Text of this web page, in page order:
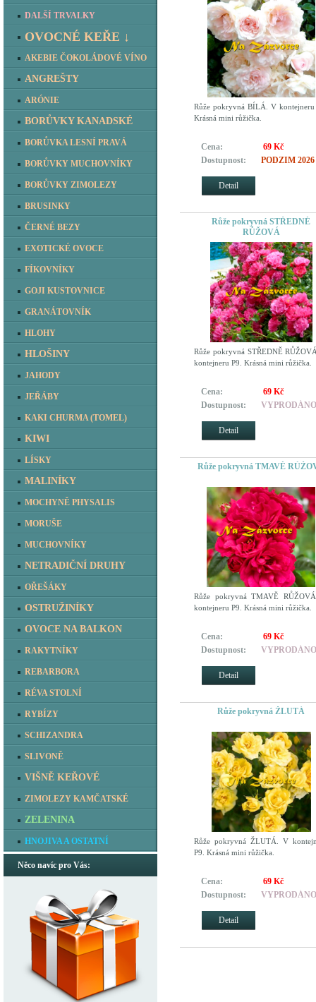
DALŠÍ TRVALKY
OVOCNÉ KEŘE ↓
AKEBIE ČOKOLÁDOVÉ VÍNO
ANGREŠTY
ARÓNIE
BORŮVKY KANADSKÉ
BORŮVKA LESNÍ PRAVÁ
BORŮVKY MUCHOVNÍKY
BORŮVKY ZIMOLEZY
BRUSINKY
ČERNÉ BEZY
EXOTICKÉ OVOCE
FÍKOVNÍKY
GOJI KUSTOVNICE
GRANÁTOVNÍK
HLOHY
HLOŠINY
JAHODY
JEŘÁBY
KAKI CHURMA (TOMEL)
KIWI
LÍSKY
MALINÍKY
MOCHYNĚ PHYSALIS
MORUŠE
MUCHOVNÍKY
NETRADIČNÍ DRUHY
OŘEŠÁKY
OSTRUŽINÍKY
OVOCE NA BALKON
RAKYTNÍKY
REBARBORA
RÉVA STOLNÍ
RYBÍZY
SCHIZANDRA
SLIVONĚ
VIŠNĚ KEŘOVÉ
ZIMOLEZY KAMČATSKÉ
ZELENINA
HNOJIVA A OSTATNÍ
Něco navíc pro Vás:
Růže pokryvná BÍLÁ. V kontejneru
Krásná mini růžička.
Cena:
69 Kč
Dostupnost:
PODZIM 2026
Detail
Růže pokryvná STŘEDNĚ
RŮŽOVÁ
Růže pokryvná STŘEDNĚ
kontejneru P9. Krásná mini růžička.
Cena:
69 Kč
Dostupnost:
VYPRODÁNO
Detail
Růže pokryvná TMAVĚ
Růže pokryvná TMAVĚ
kontejneru P9. Krásná mini růžička.
Cena:
69 Kč
Dostupnost:
VYPRODÁNO
Detail
Růže pokryvná ŽLUTÁ
Růže pokryvná ŽLUTÁ. V
P9. Krásná mini růžička.
Cena:
69 Kč
Dostupnost:
VYPRODÁNO
Detail